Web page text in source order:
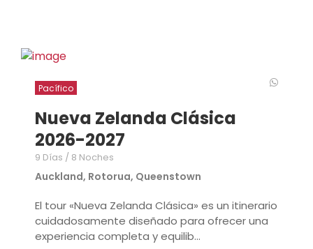
Pacífico
Nueva Zelanda Clásica
2026-2027
9 Días / 8 Noches
Auckland, Rotorua, Queenstown
El tour «Nueva Zelanda Clásica» es un itinerario
cuidadosamente diseñado para ofrecer una
experiencia completa y equilib...